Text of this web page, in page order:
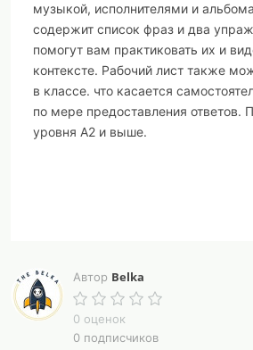
музыкой, исполнителями и
содержит список фраз и два
помогут вам практиковать их и
контексте. Рабочий лист также
в классе. что касается
по мере предоставления ответов.
уровня А2 и выше.
Автор Belka
0 оценок
0 подписчиков